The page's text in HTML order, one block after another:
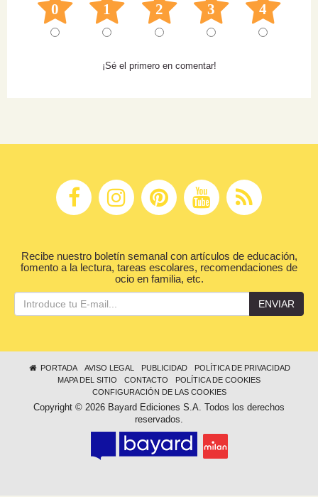
0 1 2 3 4
¡Sé el primero en comentar!
Recibe nuestro boletín semanal con artículos de educación,
fomento a la lectura, tareas escolares, recomendaciones de
ocio en familia, etc.
ENVIAR
PORTADA AVISO LEGAL PUBLICIDAD
POLÍTICA DE PRIVACIDAD
MAPA DEL SITIO
CONTACTO
POLÍTICA DE COOKIES
CONFIGURACIÓN DE LAS COOKIES
Copyright © 2026 Bayard Ediciones S.A. Todos los derechos
reservados.